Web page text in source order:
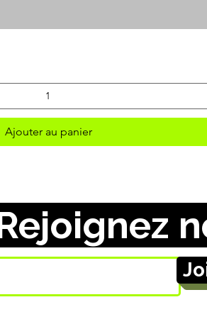
Ajouter au panier